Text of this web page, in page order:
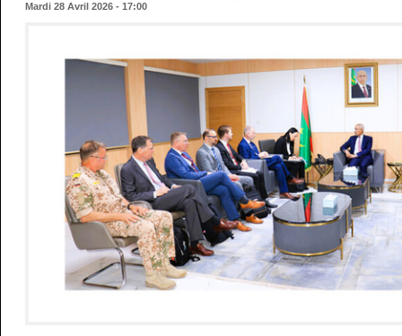
Mardi 28 Avril 2026 - 17:00